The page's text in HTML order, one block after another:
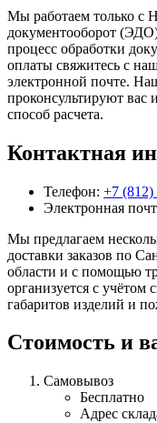
Мы работаем только с
документооборот
процесс обработки
оплаты свяжитесь с
электронной почте.
проконсультируют вас
способ расчета.
Контактная
Телефон: +7 (812)
Электронная
Мы предлагаем
доставки заказов по
области и с помощью
организуется с
габаритов изделий и
Стоимость и
Самовывоз
Бесплатно
Адрес